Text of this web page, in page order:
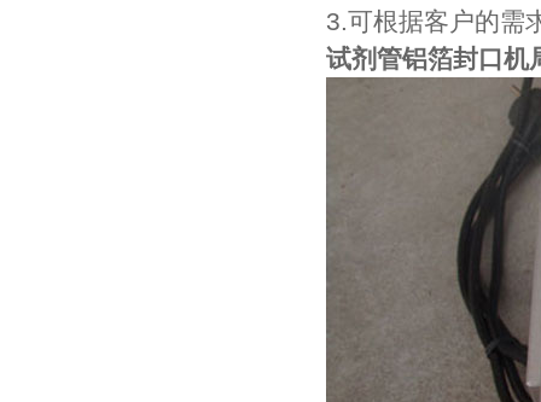
3.可根据客户的需
试剂管铝箔封口机